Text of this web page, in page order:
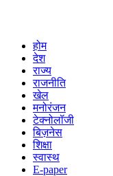
होम
देश
राज्य
राजनीति
खेल
मनोरंजन
टेक्नोलॉजी
बिज़नेस
शिक्षा
स्वास्थ
E-paper